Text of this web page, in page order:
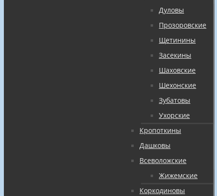
Дуловы
Прозоровские
Щетинины
Засекины
Шаховские
Шехонские
Зубатовы
Ухорские
Кропоткины
Дашковы
Всеволожские
Жижемские
Коркодиновы